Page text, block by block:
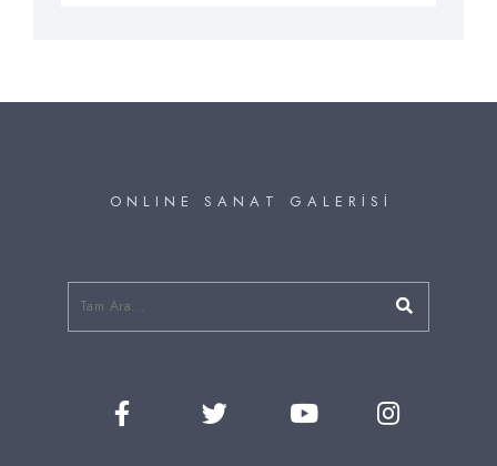
O N L I N E S A N A T G A L E R İ S İ